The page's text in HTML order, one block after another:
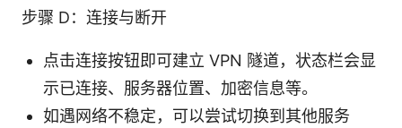
步骤 D：连接与断开
点击连接按钮即可建立 VPN 隧道，状态栏会显
示已连接、服务器位置、加密信息等。
如遇网络不稳定，可以尝试切换到其他服务